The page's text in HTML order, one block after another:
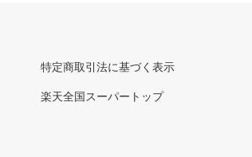
特定商取引法に基づく表示
楽天全国スーパートップ